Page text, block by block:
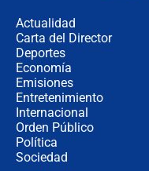
Actualidad
Carta del Director
Deportes
Economía
Emisiones
Entretenimiento
Internacional
Orden Público
Política
Sociedad